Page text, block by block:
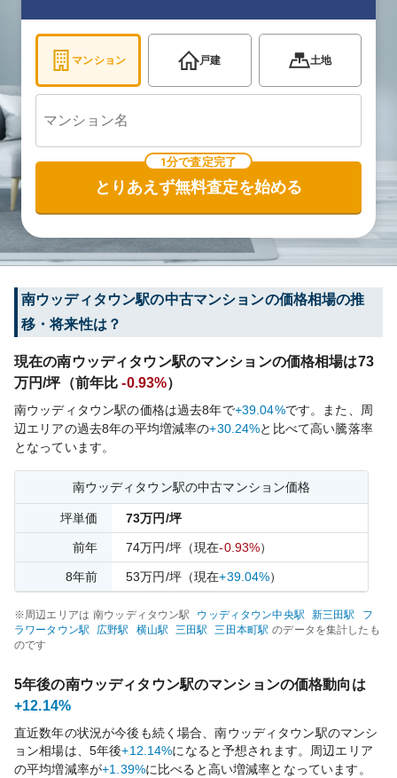
マンション 戸建 土地
1分で査定完了
とりあえず無料査定を始める
南ウッディタウン駅の中古マンションの価格相場の推
移・将来性は？
現在の南ウッディタウン駅のマンションの価格相場は73
万円/坪（前年比 -0.93%）
南ウッディタウン駅の価格は過去8年で+39.04%です。
また、周
辺エリアの過去8年の平均増減率の+30.24%と比べて高い騰落率
となっています。
南ウッディタウン駅の中古マンション価格
坪単価 73万円/坪
前年 74万円/坪（現在-0.93%）
8年前 53万円/坪（現在+39.04%）
※周辺エリアは 南ウッディタウン駅 ウッディタウン中央駅 新三田駅
フ
ラワータウン駅 広野駅 横山駅 三田駅 三田本町駅 のデータを集計したも
のです
5年後の南ウッディタウン駅のマンションの価格動向は
+12.14%
直近数年の状況が今後も続く場合、南ウッディタウン駅のマンシ
ョン相場は、5年後+12.14%になると予想されます。周辺エリア
の平均増減率が+1.39%に比べると高い増減率となっています。